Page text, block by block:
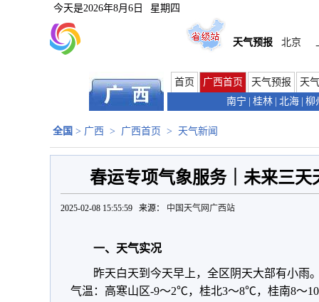
今天是2026年8月6日 星期四
天气预报 北京
首页 广西首页 天气预报
天
南宁
桂林 北海 柳
全国 > 广西 > 广西首页 > 天气新闻
春运专项气象服务｜未来三天
2025-02-08 15:55:59 来源： 中国天气网广西站
一、天气实况
昨天白天到今天早上，全区阴天大部有小雨
气温：高寒山区-9～2℃，桂北3～8℃，桂南8～